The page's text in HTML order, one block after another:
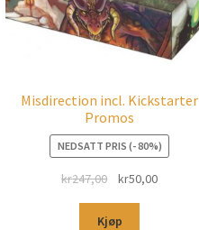
Misdirection incl. Kickstarter
Promos
NEDSATT PRIS (- 80%)
kr247,00 kr50,00
Kjøp